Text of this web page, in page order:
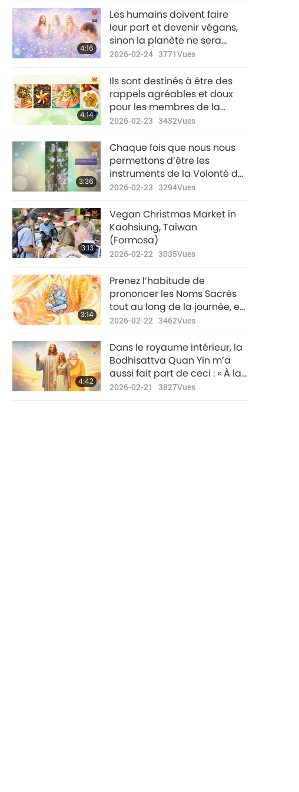
4:16
Les humains doivent faire
leur part et devenir végans,
sinon la planète ne sera
bientôt plus habitable.
vérité jusqu’à ce que tous
l’entendent et agissent pour
guérir notre monde.
2026-02-24 3771Vues
4:14
Ils sont destinés à être des
rappels agréables et doux
pour les membres de la
famille, afin qu’ils soient plus
les autres ; bien que ça
semble mondain, dans ce
monde physique, ils sont le
réconfort immédiat et la
ou paix ébranlée.
2026-02-23 3432Vues
3:36
Chaque fois que nous nous
permettons d’être les
instruments de la Volonté de
Dieu, Dieu nous bénit avec de
montrent que nous sommes
Divinement guidés et choyés.
2026-02-23 3294Vues
3:13
Vegan Christmas Market in
Kaohsiung, Taiwan
(Formosa)
2026-02-22 3035Vues
3:14
Prenez l’habitude de
prononcer les Noms Sacrés
tout au long de la journée, et
pas seulement lorsque des
améliorera la qualité de
votre vie et de votre pratique
spirituelle.
2026-02-22 3462Vues
4:42
Dans le royaume intérieur, la
Bodhisattva Quan Yin m’a
aussi fait part de ceci : « À la
fin de l’ère du Dharma, le
2026-02-21 3827Vues